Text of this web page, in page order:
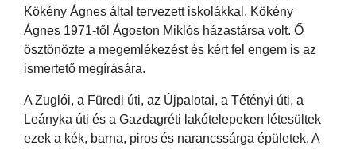
Kökény Ágnes által tervezett iskolákkal. Kökény
Ágnes 1971-től Ágoston Miklós házastársa volt. Ő
ösztönözte a megemlékezést és kért fel engem is az
ismertető megírására.
A Zuglói, a Füredi úti, az Újpalotai, a Tétényi úti, a
Leányka úti és a Gazdagréti lakótelepeken létesültek
ezek a kék, barna, piros és narancssárga épületek. A